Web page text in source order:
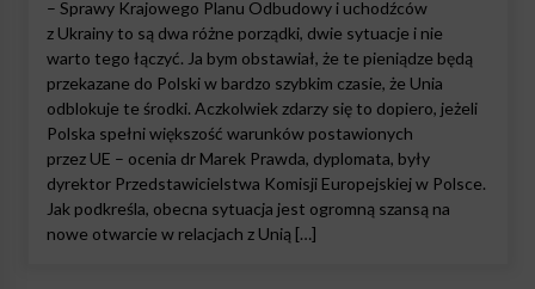
– Sprawy Krajowego Planu Odbudowy i uchodźców
z Ukrainy to są dwa różne porządki, dwie sytuacje i nie
warto tego łączyć. Ja bym obstawiał, że te pieniądze będą
przekazane do Polski w bardzo szybkim czasie, że Unia
odblokuje te środki. Aczkolwiek zdarzy się to dopiero, jeżeli
Polska spełni większość warunków postawionych
przez UE – ocenia dr Marek Prawda, dyplomata, były
dyrektor Przedstawicielstwa Komisji Europejskiej w Polsce.
Jak podkreśla, obecna sytuacja jest ogromną szansą na
nowe otwarcie w relacjach z Unią […]